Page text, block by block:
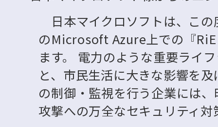
日本マイクロソフトは、こ
のMicrosoft Azure上での『
ます。 電力のような重要ライ
と、市民生活に大きな影響を
の制御・監視を行う企業には
攻撃への万全なセキュリティ